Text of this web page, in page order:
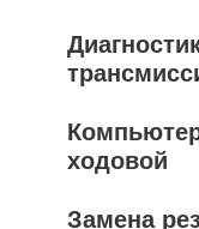
ходовой
Замена